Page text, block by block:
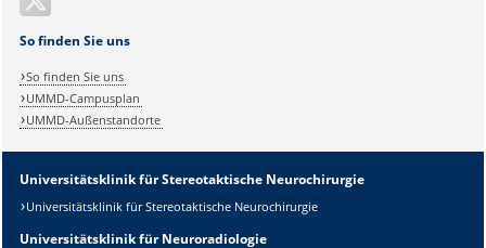
Sicherheitsabfrage:
So finden Sie uns
So finden Sie uns
UMMD-Campusplan
UMMD-Außenstandorte
Universitätsklinik für Stereotaktische Neurochirurgie
Universitätsklinik für Stereotaktische Neurochirurgie
Universitätsklinik für Neuroradiologie